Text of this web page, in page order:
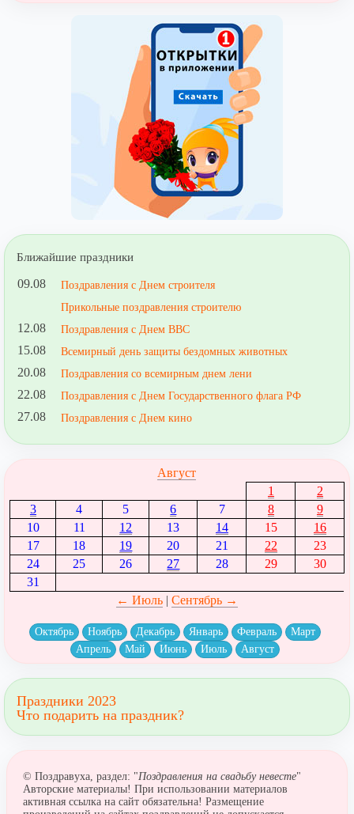
Ближайшие праздники
09.08
Поздравления с Днем строителя
Прикольные поздравления строителю
12.08 Поздравления с Днем ВВС
15.08 Всемирный день защиты бездомных животных
20.08 Поздравления со всемирным днем лени
22.08 Поздравления с Днем Государственного флага РФ
27.08 Поздравления с Днем кино
Август
1
2
3
4 5 6 7 8
9
10
11 12 13 14 15
16
17
18 19 20 21 22
23
24
25 26 27 28 29
30
31
← Июль| Сентябрь →
Октябрь Ноябрь Декабрь Январь Февраль
Март
Апрель
Май Июнь Июль Август
Праздники 2023
Что подарить на праздник?
© Поздравуха, раздел: "Поздравления на свадьбу невесте"
Авторские материалы! При использовании материалов
активная ссылка на сайт обязательна! Размещение